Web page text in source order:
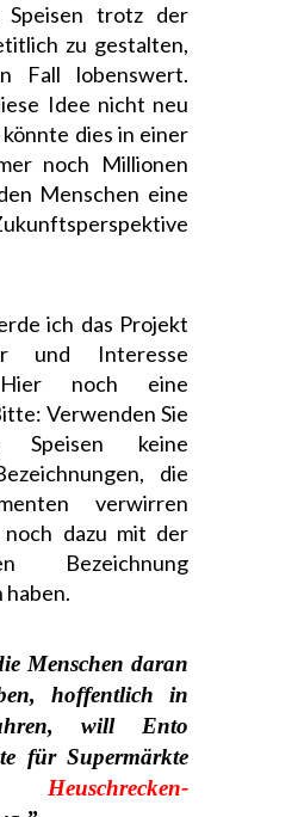
Speisen trotz der
zu gestalten,
Fall lobenswert.
Idee nicht neu
dies in einer
noch Millionen
Menschen eine
ich das Projekt
und Interesse
noch eine
Verwenden Sie
keine
die
verwirren
dazu mit der
Bezeichnung
haben.
Menschen daran
hoffentlich in
will Ento
für Supermärkte
Heuschrecken-